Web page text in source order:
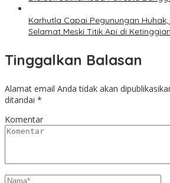
Karhutla Capai Pegunungan
Selamat Meski Titik Api di
Tinggalkan Balasan
Alamat email Anda tidak akan
ditandai *
Komentar